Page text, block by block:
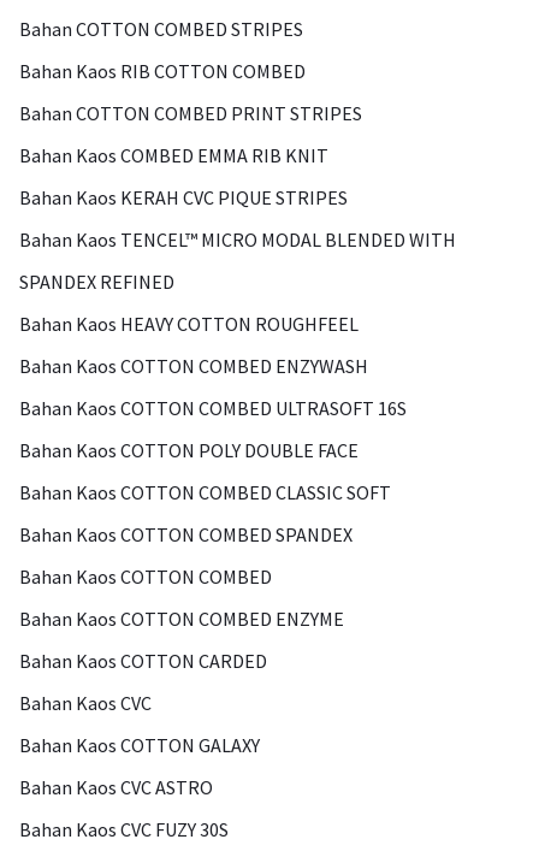
Bahan COTTON COMBED STRIPES
Bahan Kaos RIB COTTON COMBED
Bahan COTTON COMBED PRINT STRIPES
Bahan Kaos COMBED EMMA RIB KNIT
Bahan Kaos KERAH CVC PIQUE STRIPES
Bahan Kaos TENCEL™ MICRO MODAL BLENDED WITH
SPANDEX REFINED
Bahan Kaos HEAVY COTTON ROUGHFEEL
Bahan Kaos COTTON COMBED ENZYWASH
Bahan Kaos COTTON COMBED ULTRASOFT 16S
Bahan Kaos COTTON POLY DOUBLE FACE
Bahan Kaos COTTON COMBED CLASSIC SOFT
Bahan Kaos COTTON COMBED SPANDEX
Bahan Kaos COTTON COMBED
Bahan Kaos COTTON COMBED ENZYME
Bahan Kaos COTTON CARDED
Bahan Kaos CVC
Bahan Kaos COTTON GALAXY
Bahan Kaos CVC ASTRO
Bahan Kaos CVC FUZY 30S